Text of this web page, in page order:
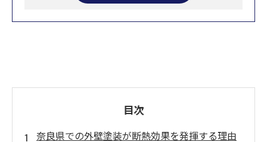
目次
奈良県での外壁塗装が断熱効果を発揮する理由